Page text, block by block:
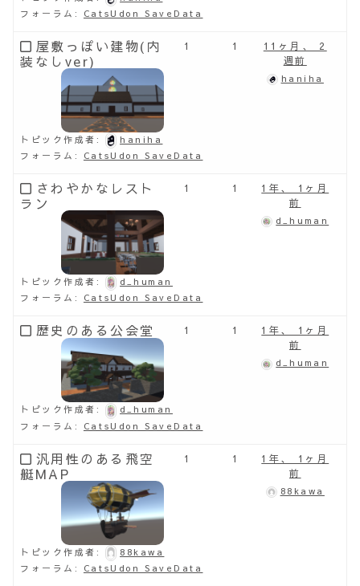
フォーラム: CatsUdon SaveData
屋敷っぽい建物(内
装なしver)
トピック作成者:
haniha
フォーラム: CatsUdon SaveData
1 1
11ヶ月、 2
週前
haniha
さわやかなレスト
ラン
トピック作成者:
d_human
フォーラム: CatsUdon SaveData
1 1
1年、 1ヶ月
前
d_human
歴史のある公会堂
トピック作成者:
d_human
フォーラム: CatsUdon SaveData
1 1
1年、 1ヶ月
前
d_human
汎用性のある飛空
艇MAP
トピック作成者:
88kawa
フォーラム: CatsUdon SaveData
1 1
1年、 1ヶ月
前
88kawa